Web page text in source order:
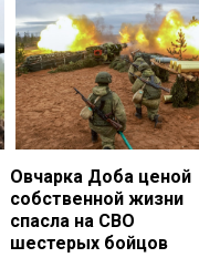
Овчарка Доба ценой
собственной жизни
спасла на СВО
шестерых бойцов